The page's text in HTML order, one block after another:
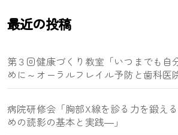
最近の投稿
第３回健康づくり教室「いつまでも自
めに～オーラルフレイル予防と歯科医
病院研修会「胸部X線を診る力を鍛
めの読影の基本と実践―」